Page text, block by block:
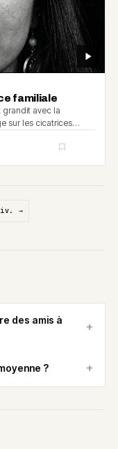
familiale
grandit avec la
sur les cicatrices
→
des amis à
?